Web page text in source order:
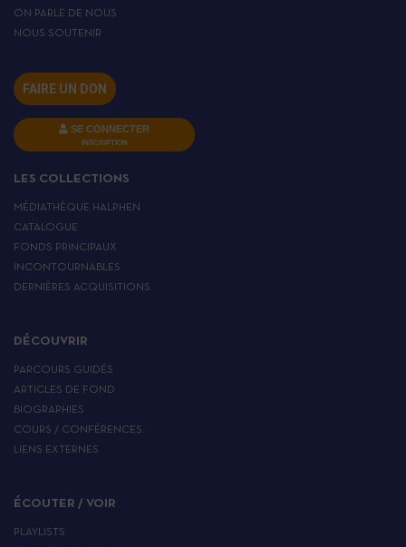
ON PARLE DE NOUS
NOUS SOUTENIR
FAIRE UN DON
SE CONNECTER
INSCRIPTION
LES COLLECTIONS
MÉDIATHÈQUE HALPHEN
CATALOGUE
FONDS PRINCIPAUX
INCONTOURNABLES
DERNIÈRES ACQUISITIONS
DÉCOUVRIR
PARCOURS GUIDÉS
ARTICLES DE FOND
BIOGRAPHIES
COURS / CONFÉRENCES
LIENS EXTERNES
ÉCOUTER / VOIR
PLAYLISTS